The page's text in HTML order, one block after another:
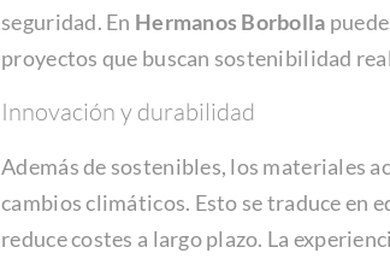
seguridad. En Hermanos Borbolla
proyectos que buscan sostenibilidad
Innovación y durabilidad
Además de sostenibles, los materiales
cambios climáticos. Esto se traduce en
reduce costes a largo plazo. La